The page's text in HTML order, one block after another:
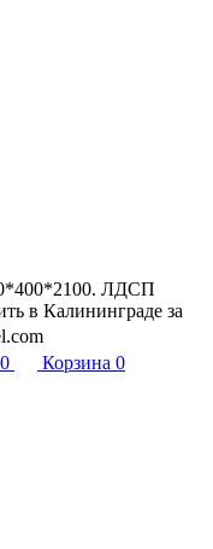
ЛДСП
в Калининграде за
0 Корзина 0